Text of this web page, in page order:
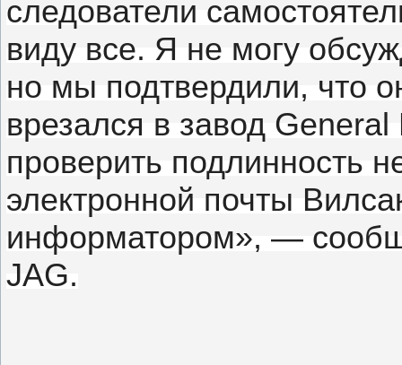
следователи
виду все. Я не могу
но мы подтвердили, что
врезался в завод
проверить подлинность
электронной почты
информатором», —
JAG.